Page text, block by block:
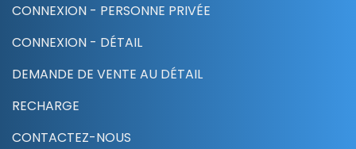
CONNEXION - PERSONNE PRIVÉE
CONNEXION - DÉTAIL
DEMANDE DE VENTE AU DÉTAIL
RECHARGE
CONTACTEZ-NOUS